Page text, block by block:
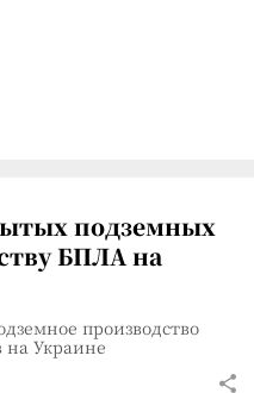
подземных
БПЛА на
производство
на Украине